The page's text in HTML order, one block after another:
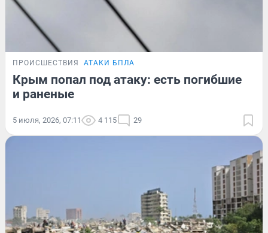
ПРОИСШЕСТВИЯ АТАКИ БПЛА
Крым попал под атаку: есть погибшие
и раненые
5 июля, 2026, 07:11 4 115 29